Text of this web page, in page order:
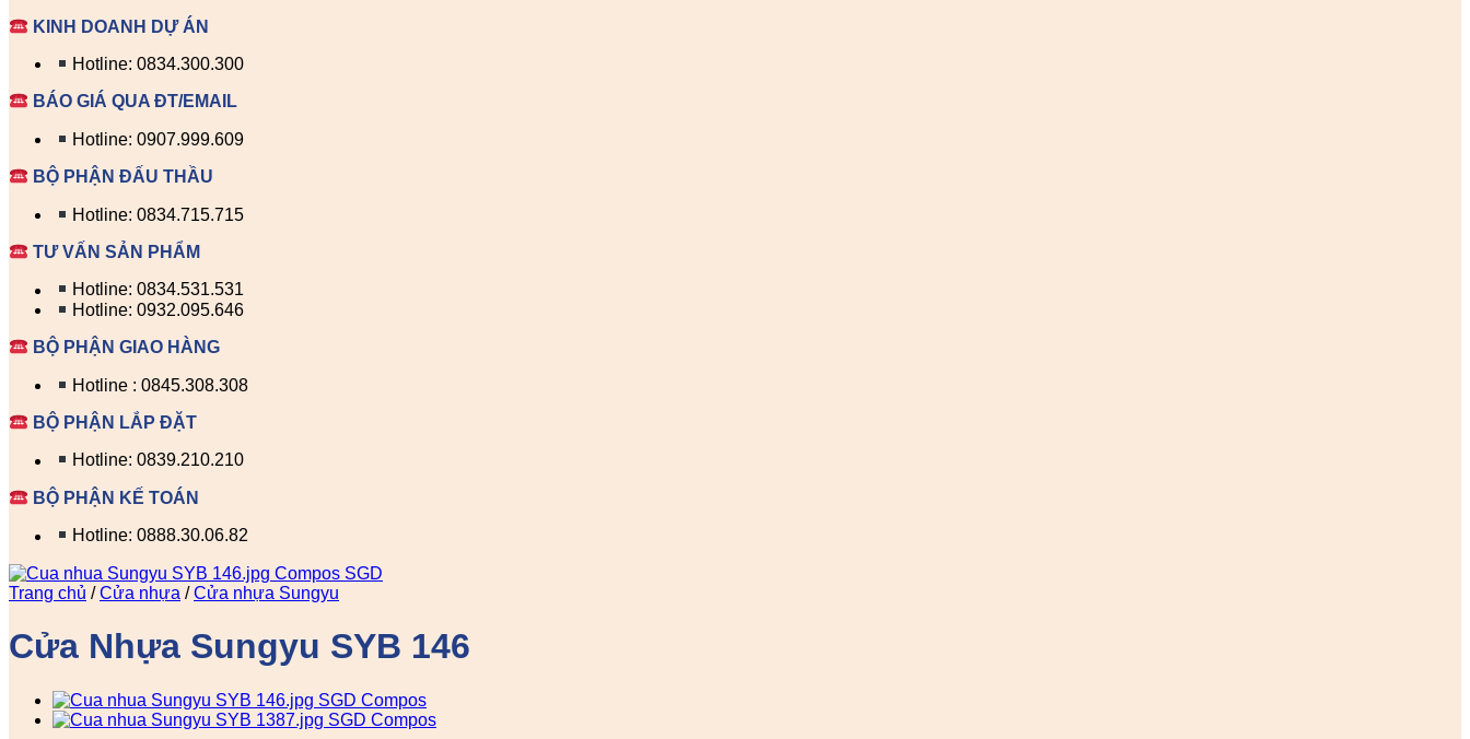
KINH DOANH DỰ ÁN
Hotline: 0834.300.300
BÁO GIÁ QUA ĐT/EMAIL
Hotline: 0907.999.609
BỘ PHẬN ĐẤU THẦU
Hotline: 0834.715.715
TƯ VẤN SẢN PHẨM
Hotline: 0834.531.531
Hotline: 0932.095.646
BỘ PHẬN GIAO HÀNG
Hotline : 0845.308.308
BỘ PHẬN LẮP ĐẶT
Hotline: 0839.210.210
BỘ PHẬN KẾ TOÁN
Hotline: 0888.30.06.82
Trang chủ / Cửa nhựa / Cửa nhựa Sungyu
Cửa Nhựa Sungyu SYB 146